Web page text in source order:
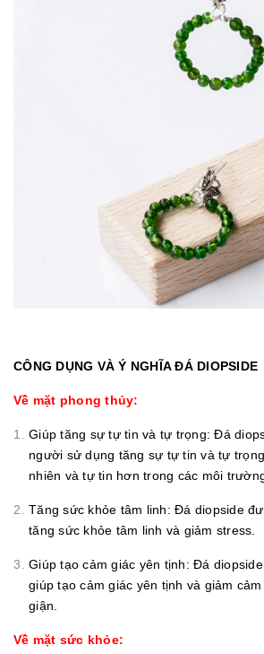
CÔNG DỤNG VÀ Ý NGHĨA ĐÁ DIOPSIDE
Về mặt phong thủy:
Giúp tăng sự tự tin và tự trọng: Đá
người sử dụng tăng sự tự tin và tự
nhiên và tự tin hơn trong các môi
Tăng sức khỏe tâm linh: Đá diopside
tăng sức khỏe tâm linh và giảm stress.
Giúp tạo cảm giác yên tịnh: Đá
giúp tạo cảm giác yên tịnh và giảm
giận.
Về mặt sức khỏe: